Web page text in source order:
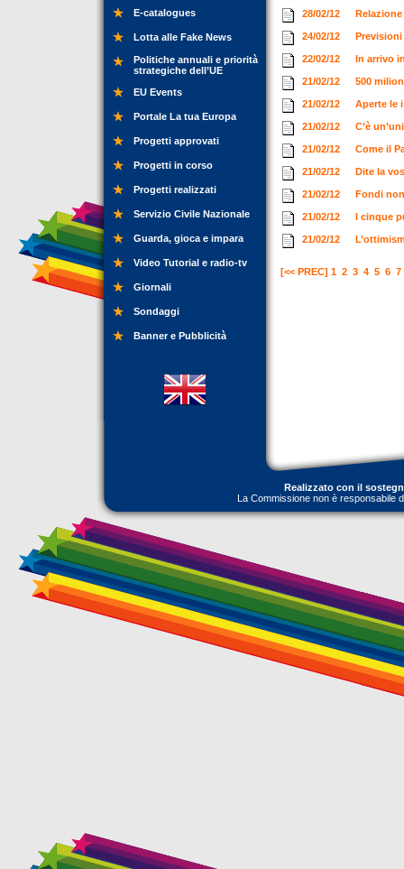
E-catalogues
Lotta alle Fake News
Politiche annuali e priorità
strategiche dell’UE
EU Events
Portale La tua Europa
Progetti approvati
Progetti in corso
Progetti realizzati
Servizio Civile Nazionale
Guarda, gioca e impara
Video Tutorial e radio-tv
Giornali
Sondaggi
Banner e Pubblicità
28/02/12
24/02/12
22/02/12 In arrivo
21/02/12 500
21/02/12 Aperte le
21/02/12 C’è
21/02/12 Come il
21/02/12 Dite la
21/02/12 Fondi
21/02/12 I cinque
21/02/12
[<< PREC] 1 2 3 4 5 6 7
Realizzato con il
La Commissione non è responsabile